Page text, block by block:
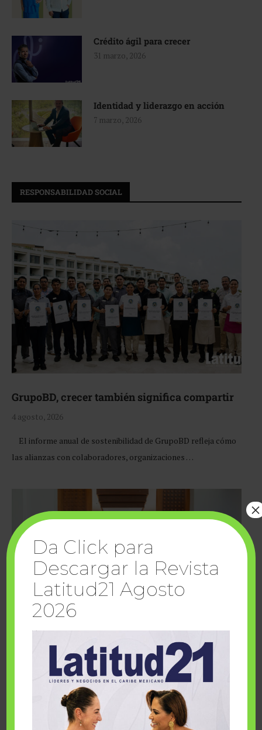
Crédito ágil para crecer
31 marzo, 2026
Identidad y liderazgo en acción
7 marzo, 2026
RESPONSABILIDAD SOCIAL
GrupoBD, crecer también significa compartir
4 agosto, 2026
El informe anual de sostenibilidad de GrupoBD refleja cómo
las alianzas con colaboradores, organizaciones …
Cuando la solidaridad inspira; cumplen
sueños Fairmont Mayakoba y Make-A-Wish
Da Click para
Descargar la Revista
Latitud21 Agosto
2026
×